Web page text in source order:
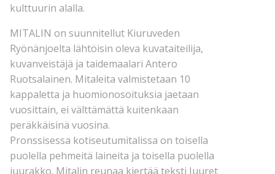
kulttuurin alalla.
MITALIN on suunnitellut Kiuruveden
Ryönänjoelta lähtöisin oleva kuvataiteilija,
kuvanveistäjä ja taidemaalari Antero
Ruotsalainen. Mitaleita valmistetaan 10
kappaletta ja huomionosoituksia jaetaan
vuosittain, ei välttämättä kuitenkaan
peräkkäisinä vuosina.
Pronssisessa kotiseutumitalissa on toisella
puolella pehmeitä laineita ja toisella puolella
juurakko. Mitalin reunaa kiertää teksti Juuret